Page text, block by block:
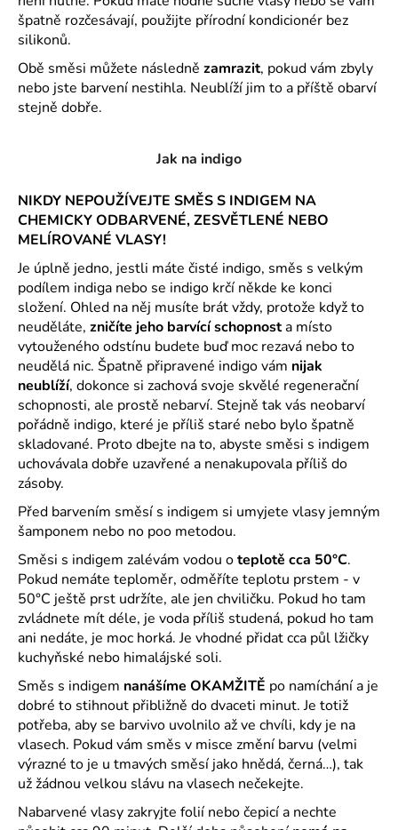
špatně rozčesávají, použijte přírodní kondicionér bez
silikonů.
Obě směsi můžete následně zamrazit, pokud vám zbyly
nebo jste barvení nestihla. Neublíží jim to a příště obarví
stejně dobře.
Jak na indigo
NIKDY NEPOUŽÍVEJTE SMĚS S INDIGEM NA
CHEMICKY ODBARVENÉ, ZESVĚTLENÉ NEBO
MELÍROVANÉ VLASY!
Je úplně jedno, jestli máte čisté indigo, směs s velkým
podílem indiga nebo se indigo krčí někde ke konci
složení. Ohled na něj musíte brát vždy, protože když to
neuděláte, zničíte jeho barvící schopnosta místo
vytouženého odstínu budete buď moc rezavá nebo to
neudělá nic. Špatně připravené indigo vám nijak
neublíží, dokonce si zachová svoje skvělé regenerační
schopnosti, ale prostě nebarví. Stejně tak vás neobarví
pořádně indigo, které je příliš staré nebo bylo špatně
skladované. Proto dbejte na to, abyste směsi s indigem
uchovávala dobře uzavřené a nenakupovala příliš do
zásoby.
Před barvením směsí s indigem si umyjete vlasy jemným
šamponem nebo no poo metodou.
Směsi s indigem zalévám vodou oteplotě cca 50°C.
Pokud nemáte teploměr, odměříte teplotu prstem - v
50°C ještě prst udržíte, ale jen chviličku. Pokud ho tam
zvládnete mít déle, je voda příliš studená, pokud ho tam
ani nedáte, je moc horká. Je vhodné přidat cca půl lžičky
kuchyňské nebo himalájské soli.
Směs s indigem nanášíme OKAMŽITĚ po namíchání a je
dobré to stihnout přibližně do dvaceti minut. Je totiž
potřeba, aby se barvivo uvolnilo až ve chvíli, kdy je na
vlasech. Pokud vám směs v misce změní barvu (velmi
výrazné to je u tmavých směsí jako hnědá, černá…), tak
už žádnou velkou slávu na vlasech nečekejte.
Nabarvené vlasy zakryjte folií nebo čepicí a nechte